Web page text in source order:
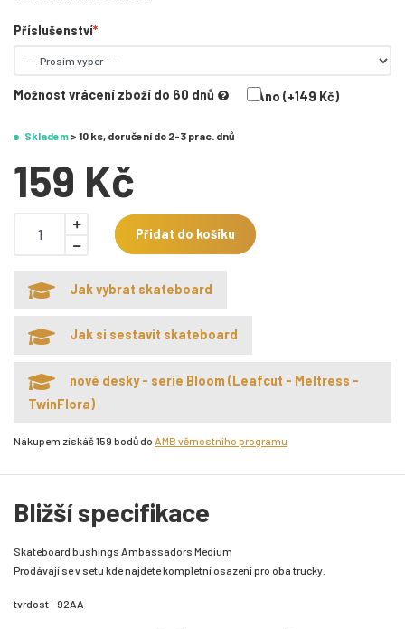
Příslušenství
Možnost vrácení zboží do 60 dnů Ano (+149 Kč)
Skladem > 10 ks, doručení do 2-3 prac. dnů
159 Kč
Přidat do košíku
Jak vybrat skateboard
Jak si sestavit skateboard
nové desky - serie Bloom (Leafcut - Meltress -
TwinFlora)
Nákupem získáš 159 bodů do AMB věrnostního programu
Bližší specifikace
Skateboard bushings Ambassadors Medium
Prodávají se v setu kde najdete kompletní osazení pro oba trucky.
tvrdost - 92AA